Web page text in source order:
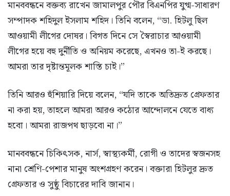
মানববন্ধনে বক্তব্য রাখেন জামালপুর পৌর বিএনপির যুগ্ম-সাধারণ
সম্পাদক শহিদুল ইসলাম শহিদ। তিনি বলেন, “ডা. হিটলু ছিল
আওয়ামী লীগের দোষর। বিগত দিনে সে স্বৈরাচার আওয়ামী
লীগের হয়ে বহু দুর্নীতি ও অনিয়ম করেছে, এখনও তা-ই করছে।
আমরা তার দৃষ্টান্তমূলক শাস্তি চাই।”
তিনি আরও হুঁশিয়ারি দিয়ে বলেন, “যদি তাকে অতিদ্রুত গ্রেফতার
না করা হয়, তাহলে আমরা আরও কঠোর আন্দোলনে যেতে বাধ্য
হবো। আমরা রাজপথ ছাড়বো না।”
মানববন্ধনে চিকিৎসক, নার্স, স্বাস্থ্যকর্মী, রোগী ও তাদের স্বজনসহ
নানা শ্রেণি-পেশার মানুষ অংশগ্রহণ করেন। বক্তারা হিটলুর দ্রুত
গ্রেফতার ও সুষ্ঠু বিচারের দাবি জানান।